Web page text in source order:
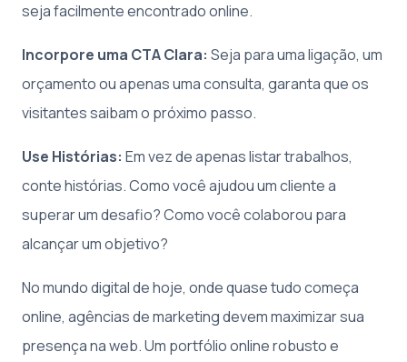
seja facilmente encontrado online.
Incorpore uma CTA Clara: Seja para uma ligação, um
orçamento ou apenas uma consulta, garanta que os
visitantes saibam o próximo passo.
Use Histórias: Em vez de apenas listar trabalhos,
conte histórias. Como você ajudou um cliente a
superar um desafio? Como você colaborou para
alcançar um objetivo?
No mundo digital de hoje, onde quase tudo começa
online, agências de marketing devem maximizar sua
presença na web. Um portfólio online robusto e